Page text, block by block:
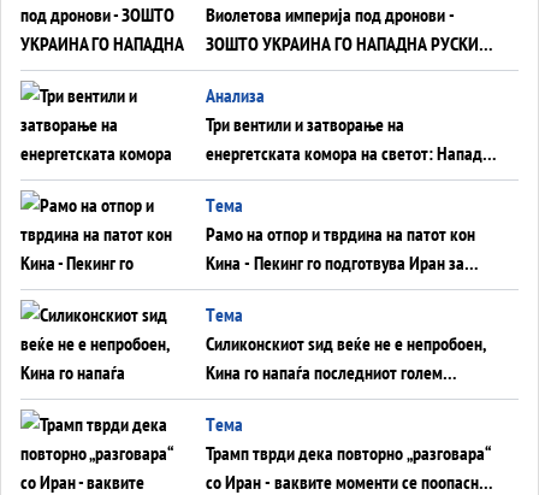
Виолетова империја под дронови -
ЗОШТО УКРАИНА ГО НАПАДНА РУСКИОТ
WILDBERRIES
Aнализа
Три вентили и затворање на
енергетската комора на светот: Нападот
во Суец најавува глобален енергетски
инфаркт?
Tема
Рамо на отпор и тврдина на патот кон
Кина - Пекинг го подготвува Иран за
американска копнена инвазија
Tема
Силиконскиот ѕид веќе не е непробоен,
Кина го напаѓа последниот голем
монопол на Западот?
Tема
Трамп тврди дека повторно „разговара“
со Иран - ваквите моменти се поопасни